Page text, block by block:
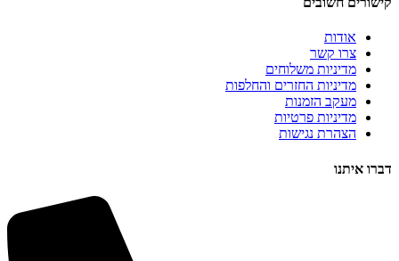
אודות
צרו קשר
מדיניות משלוחים
מדיניות החזרים והחלפות
מעקב הזמנות
מדיניות פרטיות
הצהרת נגישות
דברו איתנו